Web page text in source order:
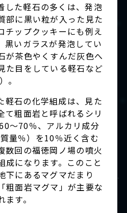
した軽石の多くは、発泡
部に黒い粒が入った見た
チップクッキーにも例え
黒いガラスが発泡してい
が茶色やくすんだ灰色へ
た目をしている軽石など
。
軽石の化学組成は、見た
て粗面岩と呼ばれるシリ
～70％、アルカリ成分
量％）を10％近く含む
数回の福徳岡ノ場の噴火
成になります。このこと
下にあるマグマだまり
粗面岩マグマ」が主要な
す。